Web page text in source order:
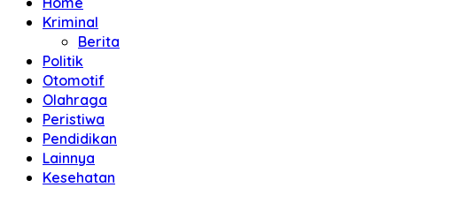
Kriminal
Berita
Politik
Otomotif
Olahraga
Peristiwa
Pendidikan
Lainnya
Kesehatan